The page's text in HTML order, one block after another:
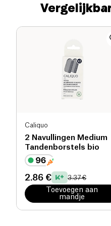
Caliquo
2 Navullingen Medium
Tandenborstels bio
2.86 € 3.37 €
Toevoegen aan
mandje